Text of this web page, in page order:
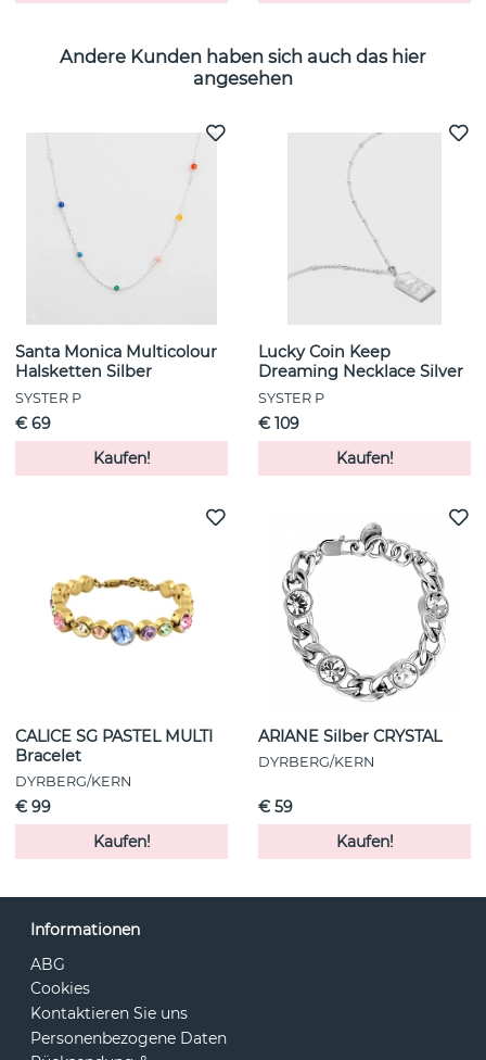
Andere Kunden haben sich auch das hier
angesehen
Santa Monica Multicolour
Halsketten Silber
SYSTER P
€ 69
Kaufen!
Lucky Coin Keep
Dreaming Necklace Silver
SYSTER P
€ 109
Kaufen!
CALICE SG PASTEL MULTI
Bracelet
DYRBERG/KERN
€ 99
Kaufen!
ARIANE Silber CRYSTAL
DYRBERG/KERN
€ 59
Kaufen!
Informationen
ABG
Cookies
Kontaktieren Sie uns
Personenbezogene Daten